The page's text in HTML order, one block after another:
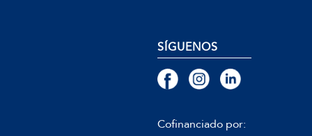
SÍGUENOS
Cofinanciado por: